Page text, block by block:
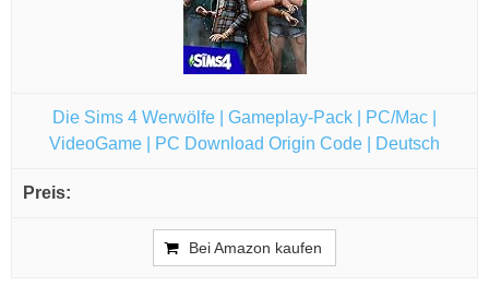
Die Sims 4 Werwölfe | Gameplay-Pack | PC/Mac |
VideoGame | PC Download Origin Code | Deutsch
Bei Amazon kaufen